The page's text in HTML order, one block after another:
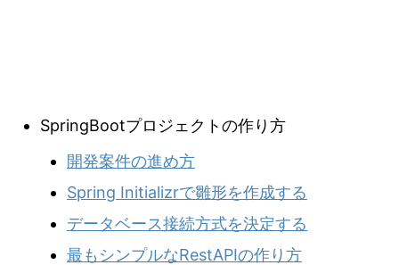
SpringBootプロジェクトの作り方
開発案件の進め方
Spring Initializrで雛形を作成する
データベース接続方式を決定する
最もシンプルなRestAPIの作り方